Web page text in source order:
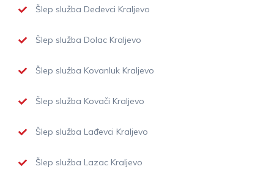
Šlep služba Dedevci Kraljevo
Šlep služba Dolac Kraljevo
Šlep služba Kovanluk Kraljevo
Šlep služba Kovači Kraljevo
Šlep služba Lađevci Kraljevo
Šlep služba Lazac Kraljevo